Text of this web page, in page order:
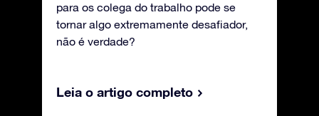
para os colega do trabalho pode se
tornar algo extremamente desafiador,
não é verdade?
Leia o artigo completo